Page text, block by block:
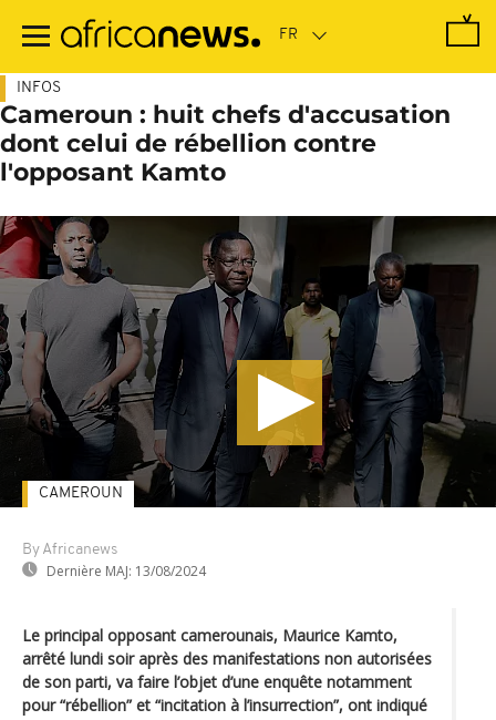
contenu
INFOS
Cameroun : huit chefs d'accusation
dont celui de rébellion contre
l'opposant Kamto
By Africanews
Dernière MAJ: 13/08/2024
CAMEROUN
Le principal opposant camerounais, Maurice Kamto,
arrêté lundi soir après des manifestations non autorisées
de son parti, va faire l’objet d’une enquête notamment
pour “rébellion” et “incitation à l’insurrection”, ont indiqué